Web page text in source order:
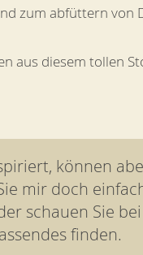
zum abfüttern von
aus diesem tollen
können
mir doch
schauen Sie
finden.